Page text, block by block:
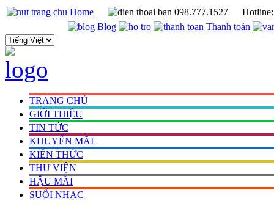
Home 098.777.1527
Blog
Thanh toán
TRANG CHỦ
GIỚI THIỆU
TIN TỨC
KHUYẾN MÃI
KIẾN THỨC
THƯ VIỆN
HẬU MÃI
SUỐI NHẠC